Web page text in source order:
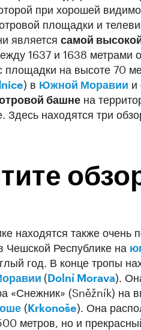
при хорошей
площадки и
является самой
1637 и 1638 метрами
площадки на высоте 70
) в Южной Моравии и
башне на
Здесь находятся три
находятся также
Чешской Республике на
год. В конце тропы
(Dolní Morava).
«Снежник» (Sněžník) на
(Krkonoše). Она
метров, но и